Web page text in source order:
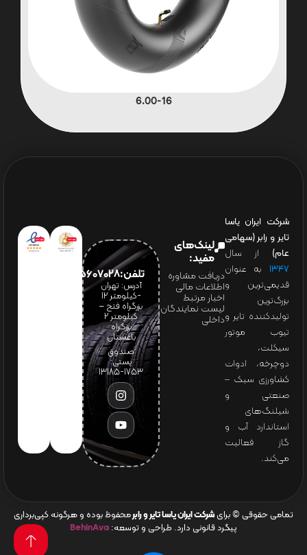
6.00-16
شرکت ایران یاسا
تایر و رابر (سهامی
عام) از سال
۱۳۴۷ به عنوان
قدیمی‌ترین و
بزرگ‌ترین
تولیدکننده تایر و
تیوب موتور
سیکلت،
دوچرخه، ادوات
کشاورزی سبک –
صنعتی و
شیلنگ‌های
استاندارد آب و
گاز فعالیت
می‌کند.
لینک‌های
مفید:
دریافت مشاوره
اطلاعات مالی
اخبار مرتبط
لیست نمایندگان
داخلی
تلفن:65607028(021)
آدرس: تهران
-کیلومتر 12
بزرگراه فتح –
کیلومتر ۲
بزرگراه
باغستان
صندوق
پستی:
1753-13185
تمامی حقوقی © برای شرکت ایران یاسا تایر و رابرمحفوظ بوده و هرگونه کپی‌برداری
پیگرد قانونی دارد. طراحی و توسعه: BehinAva